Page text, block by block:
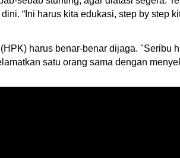
“Ini harus kita edukasi, step by step
harus benar-benar dijaga. "Seribu
satu orang sama dengan